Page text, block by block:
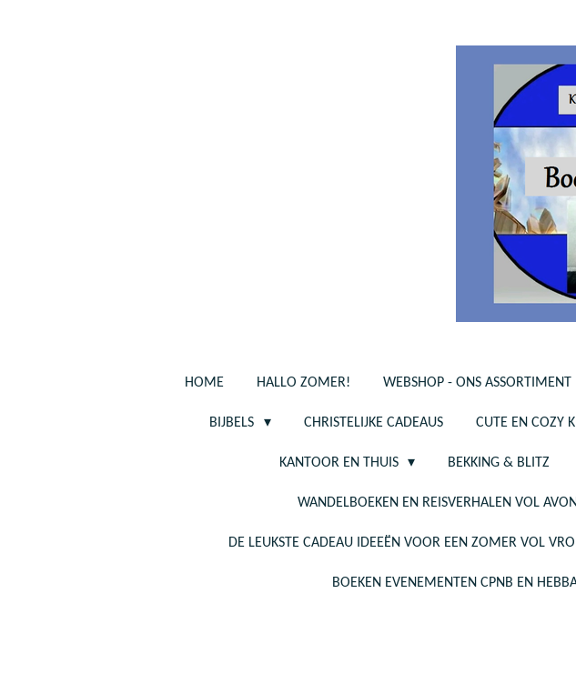
HOME HALLO ZOMER! WEBSHOP - ONS ASSORTIMENT
BIJBELS CHRISTELIJKE CADEAUS CUTE EN COZY
KANTOOR EN THUIS BEKKING & BLITZ
WANDELBOEKEN EN REISVERHALEN VOL
DE LEUKSTE CADEAU IDEEËN VOOR EEN ZOMER VOL
BOEKEN EVENEMENTEN CPNB EN